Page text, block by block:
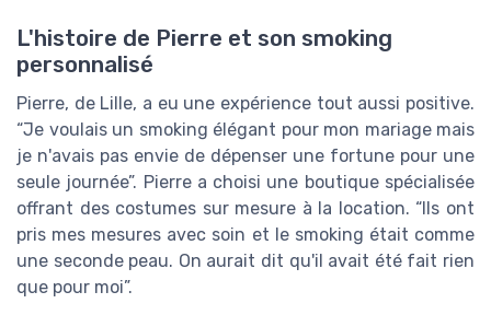
L'histoire de Pierre et son smoking
personnalisé
Pierre, de Lille, a eu une expérience tout aussi positive.
“Je voulais un smoking élégant pour mon mariage mais
je n'avais pas envie de dépenser une fortune pour une
seule journée”. Pierre a choisi une boutique spécialisée
offrant des costumes sur mesure à la location. “Ils ont
pris mes mesures avec soin et le smoking était comme
une seconde peau. On aurait dit qu'il avait été fait rien
que pour moi”.